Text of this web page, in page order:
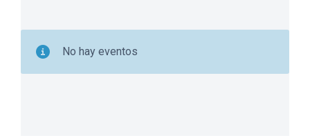
No hay eventos